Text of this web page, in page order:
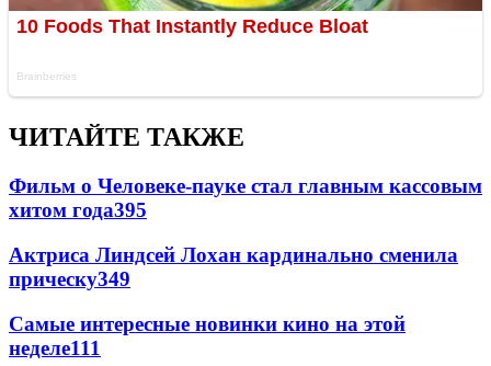
ЧИТАЙТЕ ТАКЖЕ
Фильм о Человеке-пауке стал главным кассовым
хитом года395
Актриса Линдсей Лохан кардинально сменила
прическу349
Самые интересные новинки кино на этой
неделе111